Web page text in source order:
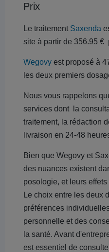
Prix
Le traitement Saxenda
site à partir de 356.95 €
Wegovy est proposé à
les deux premiers
Nous vous rappelons
services dont la
traitement, la rédaction
livraison en 24-48
Bien que Wegovy et
des nuances existent
posologie, et leurs
Le choix entre les deux
préférences
personnelle et des
la santé. Avant
est essentiel de